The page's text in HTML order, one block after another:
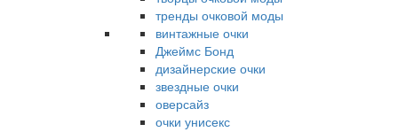
тренды очковой моды
винтажные очки
Джеймс Бонд
дизайнерские очки
звездные очки
оверсайз
очки унисекс